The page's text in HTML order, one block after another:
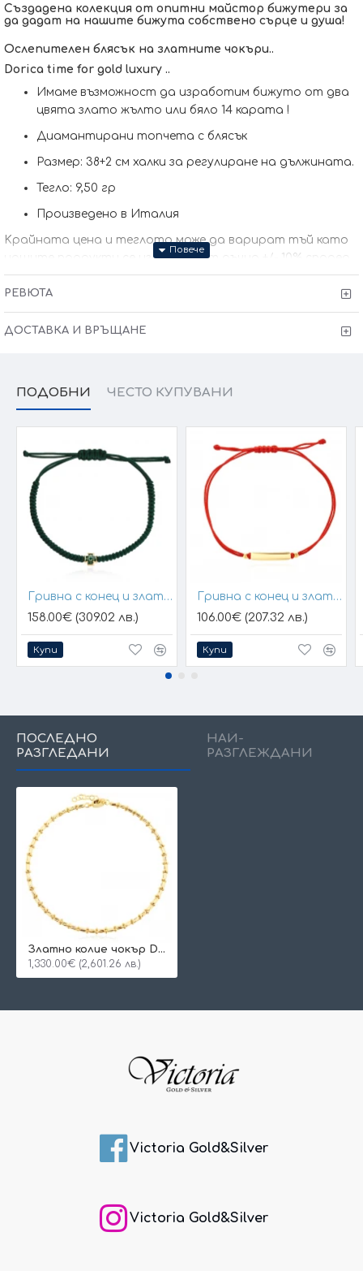
Създадена колекция от опитни майстор бижутери за
да дадат на нашите бижута собствено сърце и душа!
Ослепителен блясък на златните чокъри..
Dorica time for gold luxury ..
Имаме възможност да изработим бижуто от два
цвята злато жълто или бяло 14 карата !
Диамантирани топчета с блясък
Размер: 38+2 см халки за регулиране на дължината.
Тегло: 9,50 гр
Произведено в Италия
Kрайната цена и теглото може да варират тъй като
нашите продукти се изработват ръчно +/- 10% според
размера на изделието.
всички характеристики и изисквания за изработката.
РЕВЮТА
ДОСТАВКА И ВРЪЩАНЕ
ПОДОБНИ ЧЕСТО КУПУВАНИ
Гривна с конец и златен елемент кръст
158.00€ (309.02 лв.)
Купи
Гривна с конец и златна плочка за гравиране
106.00€ (207.32 лв.)
Купи
ПОСЛЕДНО
РАЗГЛЕДАНИ
НАЙ-
РАЗГЛЕЖДАНИ
Златно колие чокър Dorica Tia
1,330.00€ (2,601.26 лв.)
Victoria Gold&Silver
Victoria Gold&Silver